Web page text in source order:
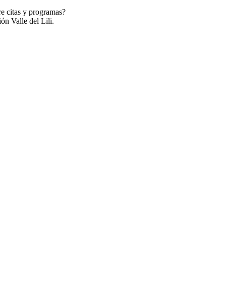
citas y programas?
Valle del Lili.